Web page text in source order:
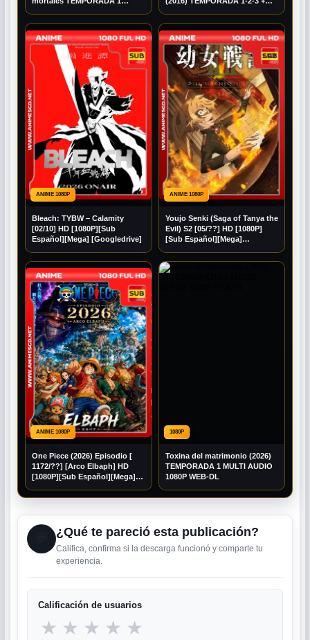
BDRIP
ANIME 1080P
Bleach: TYBW – Calamity
[02/10] HD [1080P][Sub
Español][Mega] [Googledrive]
ANIME 1080P
Youjo Senki (Saga of Tanya the
Evil) S2 [05/??] HD [1080P]
[Sub Español][Mega]
ANIME 1080P
One Piece (2026) Episodio [
1172/??] [Arco Elbaph] HD
[1080P][Sub Español][Mega]
1080P
Toxina del matrimonio (2026)
TEMPORADA 1 MULTI AUDIO
1080P WEB-DL
¿Qué te pareció esta publicación?
Califica, confirma si la descarga funcionó y comparte tu
experiencia.
Calificación de usuarios
★ ★ ★ ★ ★